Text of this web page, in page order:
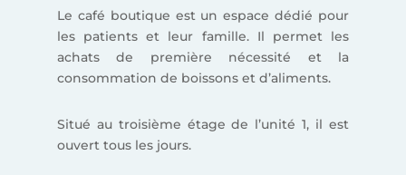
Le café boutique est un espace dédié pour
les patients et leur famille. Il permet les
achats de première nécessité et la
consommation de boissons et d’aliments.
Situé au troisième étage de l’unité 1, il est
ouvert tous les jours.